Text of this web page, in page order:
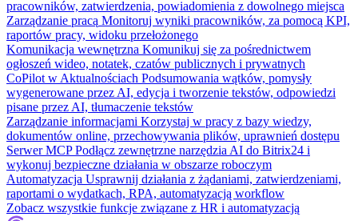
pracowników, zatwierdzenia, powiadomienia z dowolnego miejsca
Zarządzanie pracą Monitoruj wyniki pracowników, za pomocą KPI,
raportów pracy, widoku przełożonego
Komunikacja wewnętrzna Komunikuj się za pośrednictwem
ogłoszeń wideo, notatek, czatów publicznych i prywatnych
CoPilot w Aktualnościach Podsumowania wątków, pomysły
wygenerowane przez AI, edycja i tworzenie tekstów, odpowiedzi
pisane przez AI, tłumaczenie tekstów
Zarządzanie informacjami Korzystaj w pracy z bazy wiedzy,
dokumentów online, przechowywania plików, uprawnień dostępu
Serwer MCP Podłącz zewnętrzne narzędzia AI do Bitrix24 i
wykonuj bezpieczne działania w obszarze roboczym
Automatyzacja Usprawnij działania z żądaniami, zatwierdzeniami,
raportami o wydatkach, RPA, automatyzacją workflow
Zobacz wszystkie funkcje związane z HR i automatyzacją